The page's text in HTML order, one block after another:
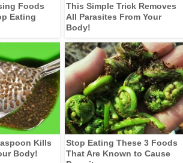
Foods
Eating
This Simple Trick Removes
All Parasites From Your
Body!
Kills
Body!
Stop Eating These 3 Foods
That Are Known to Cause